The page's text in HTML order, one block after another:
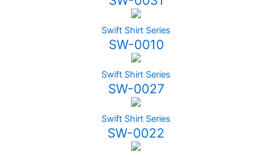
Swift Shirt Series
SW-0010
Swift Shirt Series
SW-0027
Swift Shirt Series
SW-0022